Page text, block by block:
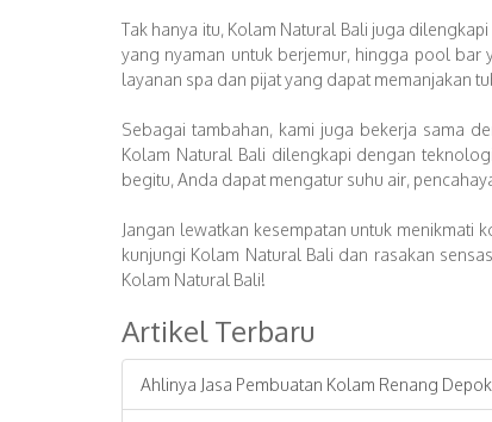
Tak hanya itu, Kolam Natural Bali juga
yang nyaman untuk berjemur, hingga pool bar
layanan spa dan pijat yang dapat memanjakan
Sebagai tambahan, kami juga bekerja sama
Kolam Natural Bali dilengkapi dengan
begitu, Anda dapat mengatur suhu air,
Jangan lewatkan kesempatan untuk menikmati
kunjungi Kolam Natural Bali dan rasakan
Kolam Natural Bali!
Artikel Terbaru
Ahlinya Jasa Pembuatan Kolam Renang